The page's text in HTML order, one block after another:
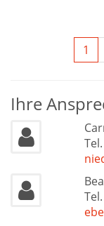
1
Ihre
Tel.
Tel.